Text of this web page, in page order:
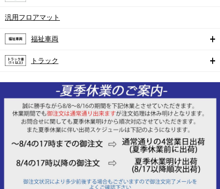
汎用フロアマット
福祉車両
トラック